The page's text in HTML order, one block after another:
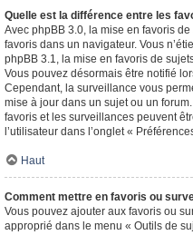
Quelle est la différence entre les
Avec phpBB 3.0, la mise en favoris
favoris dans un navigateur. Vous
phpBB 3.1, la mise en favoris de
Vous pouvez désormais être notifié
Cependant, la surveillance vous
mise à jour dans un sujet ou un
favoris et les surveillances peuvent
l’utilisateur dans l’onglet «
Haut
Comment mettre en favoris ou
Vous pouvez ajouter aux favoris ou
approprié dans le menu « Outils de